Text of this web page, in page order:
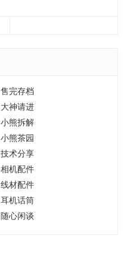
售完存档
大神请进
小熊拆解
小熊茶园
技术分享
相机配件
线材配件
耳机话筒
随心闲谈